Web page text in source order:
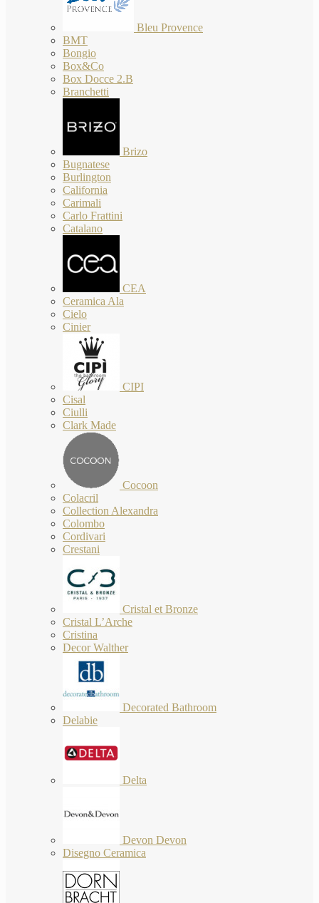
Bleu Provence
BMT
Bongio
Box&Co
Box Docce 2.B
Branchetti
Brizo
Bugnatese
Burlington
California
Carimali
Carlo Frattini
Catalano
CEA
Ceramica Ala
Cielo
Cinier
CIPI
Cisal
Ciulli
Clark Made
Cocoon
Colacril
Collection Alexandra
Colombo
Cordivari
Crestani
Cristal et Bronze
Cristal L’Arche
Cristina
Decor Walther
Decorated Bathroom
Delabie
Delta
Devon Devon
Disegno Ceramica